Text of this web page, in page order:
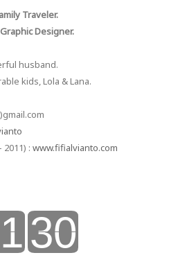
Traveler.
Designer.
husband.
kids, Lola & Lana.
: www.fifialvianto.com